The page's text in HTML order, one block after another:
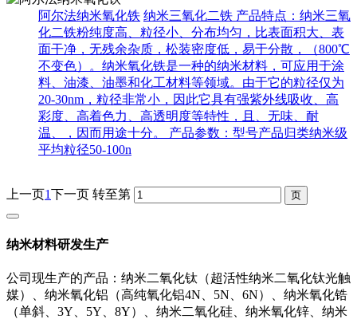
阿尔法纳米氧化铁 纳米三氧化二铁 产品特点：纳米三氧
化二铁粉纯度高、粒径小、分布均匀，比表面积大、表
面干净，无残余杂质，松装密度低，易于分散，（800℃
不变色）。纳米氧化铁是一种的纳米材料，可应用于涂
料、油漆、油墨和化工材料等领域。由于它的粒径仅为
20-30nm，粒径非常小，因此它具有强紫外线吸收、高
彩度、高着色力、高透明度等特性，且、无味、耐
温、，因而用途十分。 产品参数：型号产品归类纳米级
平均粒径50-100n
上一页1下一页 转至第
纳米材料研发生产
公司现生产的产品：纳米二氧化钛（超活性纳米二氧化钛光触
媒）、纳米氧化铝（高纯氧化铝4N、5N、6N）、纳米氧化锆
（单斜、3Y、5Y、8Y）、纳米二氧化硅、纳米氧化锌、纳米